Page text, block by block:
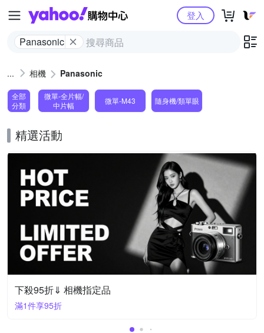
Yahoo購物中心
Panasonic
登入
相機 Panasonic
全部
分類
微單-全片幅/
中片幅
微單-M43 隨身機/類單眼
精選活動
下殺95折⇓ 相機指定品
滿1件享95折